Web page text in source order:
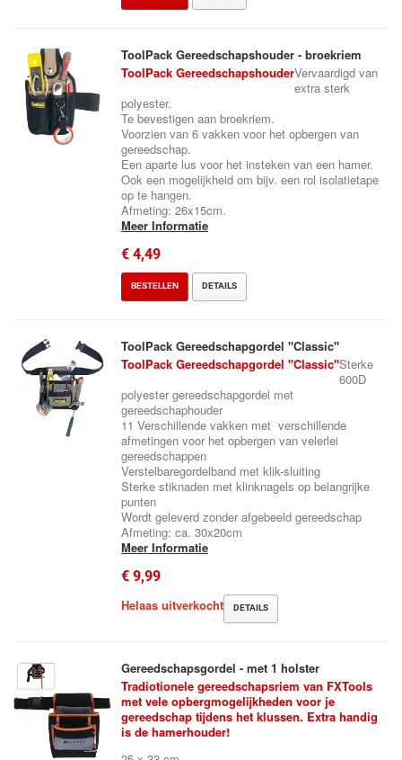
ToolPack Gereedschapshouder - broekriem
ToolPack GereedschapshouderVervaardigd van
extra sterk
polyester.
Te bevestigen aan broekriem.
Voorzien van 6 vakken voor het opbergen van
gereedschap.
Een aparte lus voor het insteken van een hamer.
Ook een mogelijkheid om bijv. een rol isolatietape
op te hangen.
Afmeting: 26x15cm.
Meer Informatie
€ 4,49
BESTELLEN DETAILS
ToolPack Gereedschapgordel "Classic"
ToolPack Gereedschapgordel "Classic"Sterke
600D
polyester gereedschapgordel met
gereedschaphouder
11 Verschillende vakken met verschillende
afmetingen voor het opbergen van velerlei
gereedschappen
Verstelbaregordelband met klik-sluiting
Sterke stiknaden met klinknagels op belangrijke
punten
Wordt geleverd zonder afgebeeld gereedschap
Afmeting: ca. 30x20cm
Meer Informatie
€ 9,99
Helaas uitverkocht
DETAILS
Gereedschapsgordel - met 1 holster
Tradiotionele gereedschapsriem van FXTools
met vele opbergmogelijkheden voor je
gereedschap tijdens het klussen. Extra handig
is de hamerhouder!